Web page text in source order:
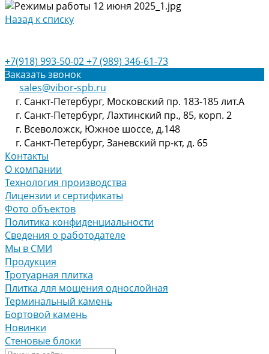
Назад к списку
+7(918) 993-50-02+7 (989) 346-61-73
Заказать звонок
sales@vibor-spb.ru
г. Санкт-Петербург, Московский пр. 183-185 лит.А
г. Санкт-Петербург, Лахтинский пр., 85, корп. 2
г. Всеволожск, Южное шоссе, д.148
г. Санкт-Петербург, Заневский пр-кт, д. 65
Контакты
О компании
Технология производства
Лицензии и сертификаты
Фото объектов
Политика конфиденциальности
Сведения о работодателе
Мы в СМИ
Продукция
Тротуарная плитка
Плитка для мощения однослойная
Терминальный камень
Бортовой камень
Новинки
Стеновые блоки